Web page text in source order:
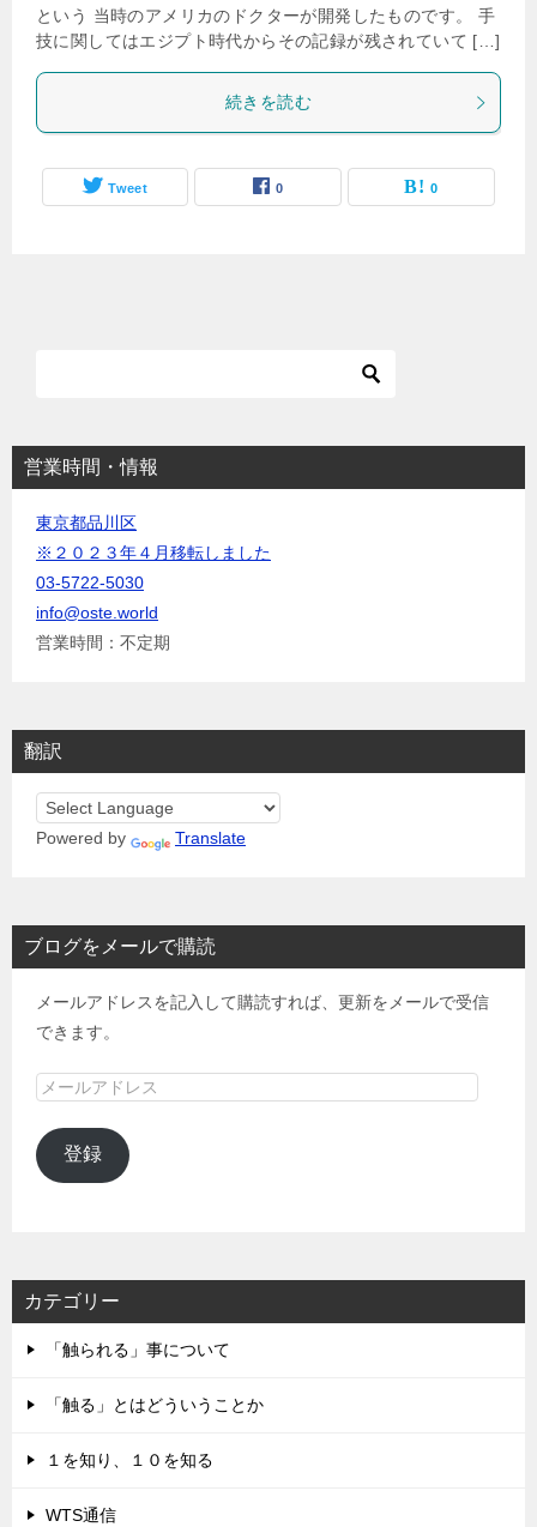
という 当時のアメリカのドクターが開発したものです。 手
技に関してはエジプト時代からその記録が残されていて […]
続きを読む
Tweet 0 0
営業時間・情報
東京都品川区
※２０２３年４月移転しました
03-5722-5030
info@oste.world
営業時間：不定期
翻訳
Powered by Translate
ブログをメールで購読
メールアドレスを記入して購読すれば、更新をメールで受信
できます。
メ
ル
ア
登録
カテゴリー
「触られる」事について
「触る」とはどういうことか
１を知り、１０を知る
WTS通信